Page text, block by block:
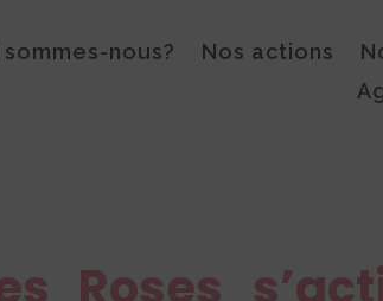
sommes-nous? Nos actions